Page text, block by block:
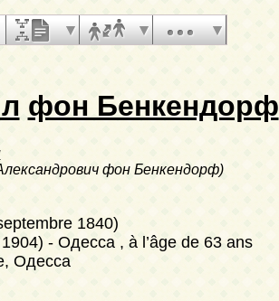
фон Бенкендорф
фон Бенкендорф)
1840)
- Одесса , à l’âge de 63 ans
Одесса